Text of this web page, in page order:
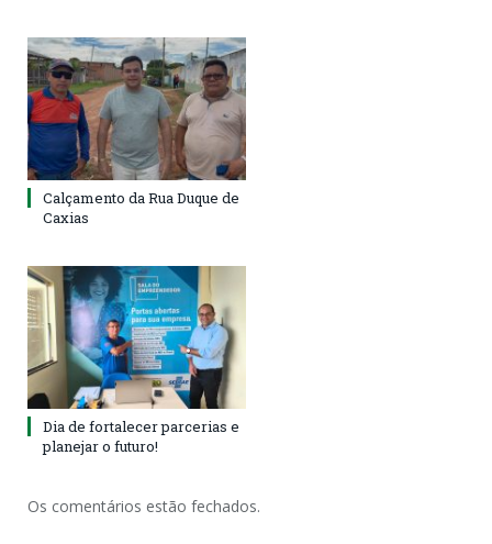
Calçamento da Rua Duque de
Caxias
Dia de fortalecer parcerias e
planejar o futuro!
Os comentários estão fechados.